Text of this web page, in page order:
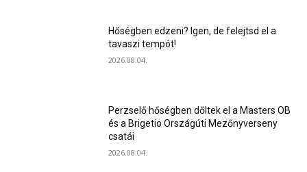
Hőségben edzeni? Igen, de felejtsd el a
tavaszi tempót!
2026.08.04.
Perzselő hőségben dőltek el a Masters OB
és a Brigetio Országúti Mezőnyverseny
csatái
2026.08.04.